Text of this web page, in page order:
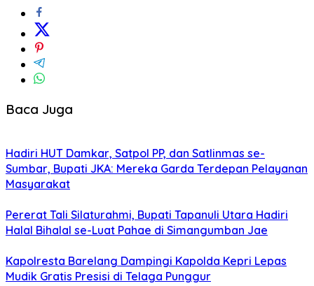
Baca Juga
Hadiri HUT Damkar, Satpol PP, dan Satlinmas se-
Sumbar, Bupati JKA: Mereka Garda Terdepan Pelayanan
Masyarakat
Pererat Tali Silaturahmi, Bupati Tapanuli Utara Hadiri
Halal Bihalal se-Luat Pahae di Simangumban Jae
Kapolresta Barelang Dampingi Kapolda Kepri Lepas
Mudik Gratis Presisi di Telaga Punggur